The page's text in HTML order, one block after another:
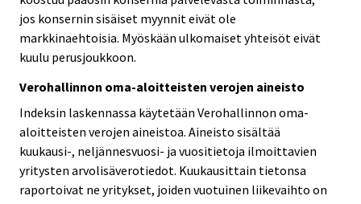
jos konsernin sisäiset myynnit eivät ole
markkinaehtoisia. Myöskään ulkomaiset yhteisöt eivät
kuulu perusjoukkoon.
Verohallinnon oma-aloitteisten verojen aineisto
Indeksin laskennassa käytetään Verohallinnon oma-
aloitteisten verojen aineistoa. Aineisto sisältää
kuukausi-, neljännesvuosi- ja vuositietoja ilmoittavien
yritysten arvolisäverotiedot. Kuukausittain tietonsa
raportoivat ne yritykset, joiden vuotuinen liikevaihto on